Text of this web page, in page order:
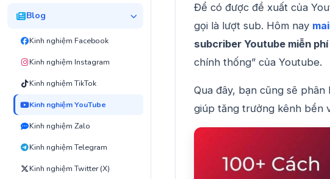
Blog
Kinh nghiệm Facebook
Kinh nghiệm Instagram
Kinh nghiệm TikTok
Kinh nghiệm YouTube
Kinh nghiệm Zalo
Kinh nghiệm Telegram
Kinh nghiệm Twitter (X)
Để có được đề xuất của
gọi là lượt sub. Hôm nay
subcriber Youtube miễn phí
chính thống” của Youtube.
Qua đây, bạn cũng sẽ phân
giúp tăng trưởng kênh bền